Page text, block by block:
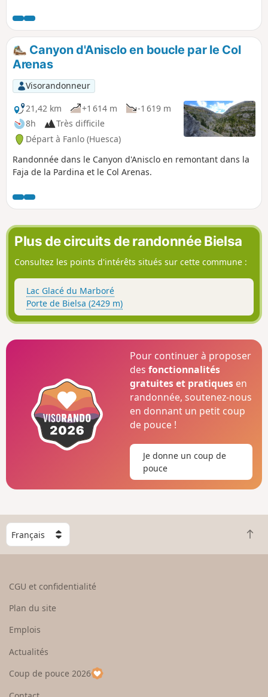
Canyon d'Anisclo en boucle par le Col
Arenas
Visorandonneur
21,42 km
+1 614 m
-1 619 m
8h
Très difficile
Départ à Fanlo (Huesca)
Randonnée dans le Canyon d'Anisclo en remontant dans la
Faja de la Pardina et le Col Arenas.
Plus de circuits de randonnée Bielsa
Consultez les points d'intérêts situés sur cette commune :
Lac Glacé du Marboré
Porte de Bielsa (2429 m)
Pour continuer à proposer
desfonctionnalités
gratuites et pratiques en
randonnée, soutenez-nous
en donnant un petit coup
de pouce !
Je donne un coup de
pouce
C
h
o
e
u
p
a
R
e
CGU et confidentialité
Plan du site
Emplois
Actualités
Coup de pouce 2026